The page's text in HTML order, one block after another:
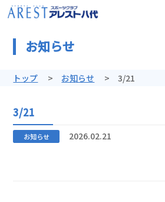
お知らせ
トップ お知らせ 3/21
3/21
お知らせ 2026.02.21